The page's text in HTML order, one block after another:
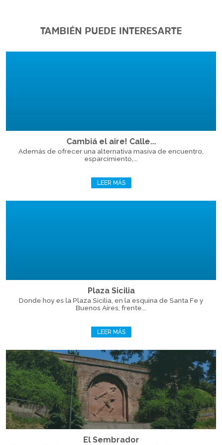
TAMBIÉN PUEDE INTERESARTE
Cambiá el aire! Calle...
Además de ofrecer una alternativa masiva de encuentro,
esparcimiento,...
LEER MÁS
Plaza Sicilia
Donde hoy es la Plaza Sicilia, en la esquina de Santa Fe y
Buenos Aires, frente...
LEER MÁS
El Sembrador